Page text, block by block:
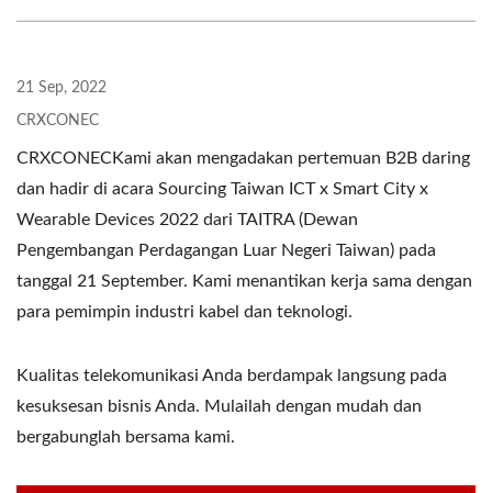
21 Sep, 2022
CRXCONEC
CRXCONECKami akan mengadakan pertemuan B2B daring
dan hadir di acara Sourcing Taiwan ICT x Smart City x
Wearable Devices 2022 dari TAITRA (Dewan
Pengembangan Perdagangan Luar Negeri Taiwan) pada
tanggal 21 September. Kami menantikan kerja sama dengan
para pemimpin industri kabel dan teknologi.
Kualitas telekomunikasi Anda berdampak langsung pada
kesuksesan bisnis Anda. Mulailah dengan mudah dan
bergabunglah bersama kami.